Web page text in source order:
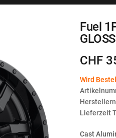
Fuel
CHF
Wird
Lieferzeit
Cast